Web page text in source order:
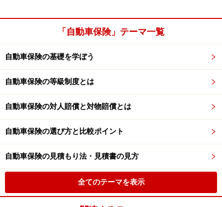
「自動車保険」テーマ一覧
自動車保険の基礎を学ぼう
自動車保険の等級制度とは
自動車保険の対人賠償と対物賠償とは
自動車保険の選び方と比較ポイント
自動車保険の見積もり法・見積書の見方
全てのテーマを表示